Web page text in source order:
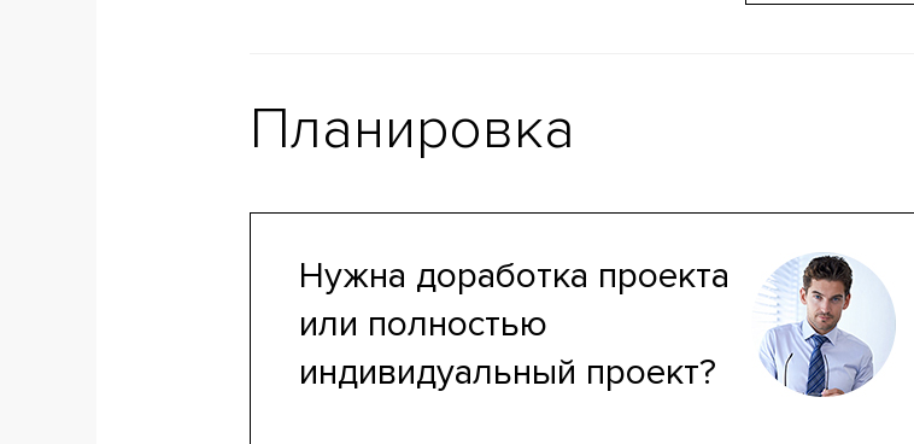
Планировка
Нужна доработка проекта
или полностью
индивидуальный проект?